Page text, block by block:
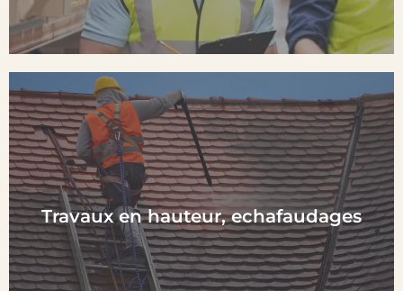
Travaux en hauteur, echafaudages
En Savoir plus